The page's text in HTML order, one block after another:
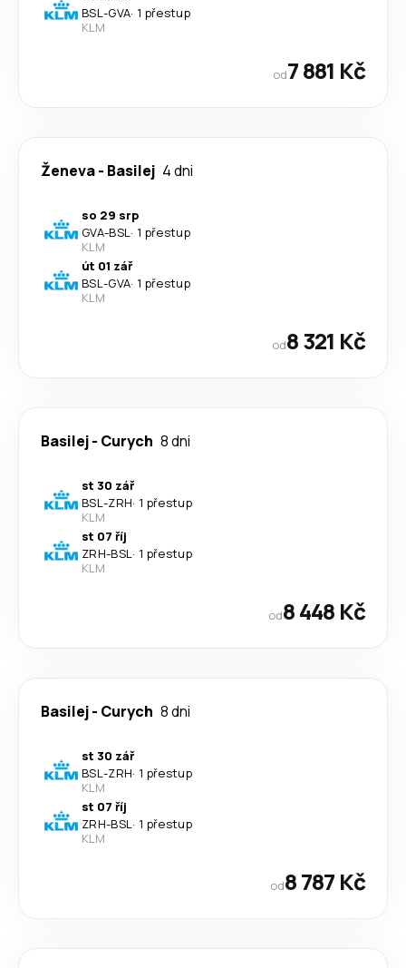
BSL-GVA· 1 přestup
KLM
od7 881 Kč
Ženeva- Basilej 4 dni
so 29 srp
GVA-BSL· 1 přestup
KLM
út 01 zář
BSL-GVA· 1 přestup
KLM
od8 321 Kč
Basilej- Curych 8 dni
st 30 zář
BSL-ZRH· 1 přestup
KLM
st 07 říj
ZRH-BSL· 1 přestup
KLM
od8 448 Kč
Basilej- Curych 8 dni
st 30 zář
BSL-ZRH· 1 přestup
KLM
st 07 říj
ZRH-BSL· 1 přestup
KLM
od8 787 Kč